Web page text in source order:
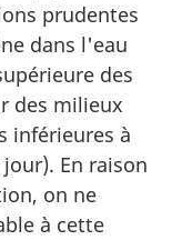
prudentes
dans l'eau
des
des milieux
inférieures à
En raison
on ne
à cette